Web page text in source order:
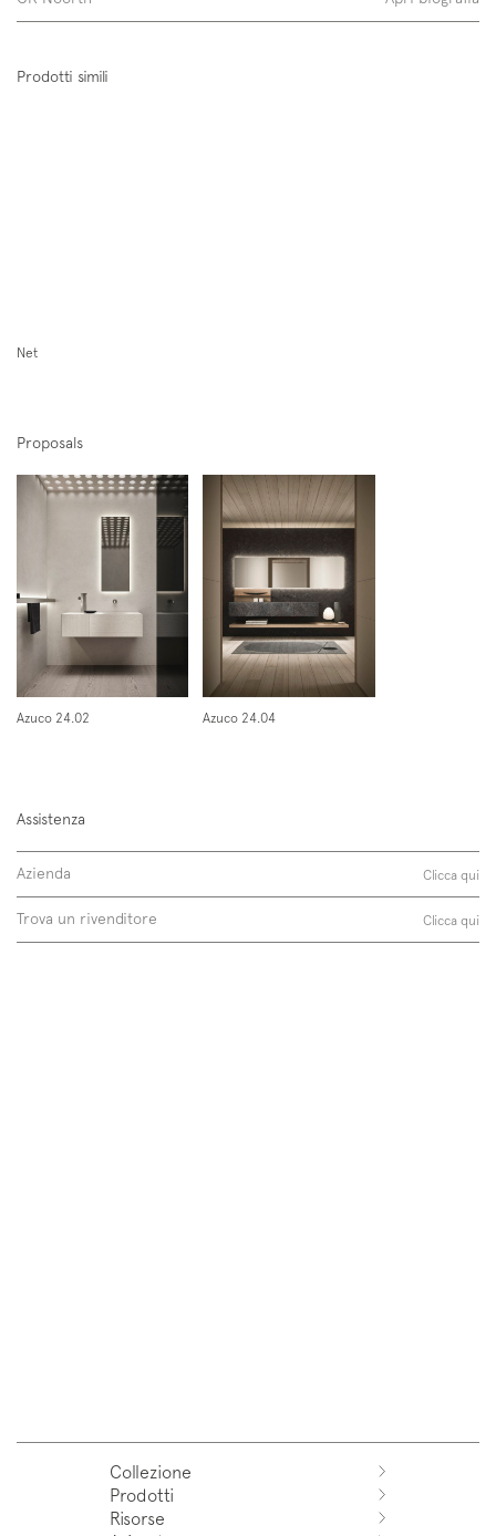
Follow us on
Instagram
Pinterest
Scopri di più
Prodotti simili
Net
Proposals
Azuco 24.02 Azuco 24.04
Assistenza
Azienda Clicca qui
Trova un rivenditore Clicca qui
Collezione
Azuco
Azuma
Prodotti
Risorse